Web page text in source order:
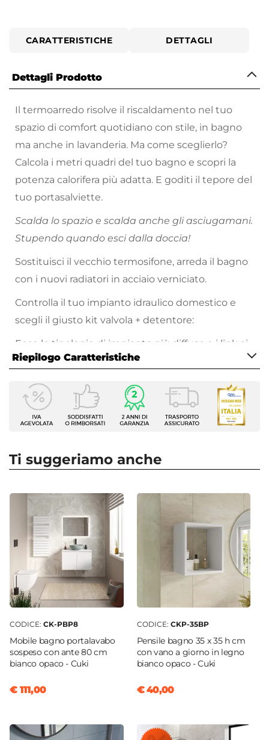
CARATTERISTICHE DETTAGLI
Dettagli Prodotto
Il termoarredo risolve il riscaldamento nel tuo
spazio di comfort quotidiano con stile, in bagno
ma anche in lavanderia. Ma come sceglierlo?
Calcola i metri quadri del tuo bagno e scopri la
potenza calorifera più adatta. E goditi il tepore del
tuo portasalviette.
Scalda lo spazio e scalda anche gli asciugamani.
Stupendo quando esci dalla doccia!
Sostituisci il vecchio termosifone, arreda il bagno
con i nuovi radiatori in acciaio verniciato.
Controlla il tuo impianto idraulico domestico e
scegli il giusto kit valvola + detentore:
Ecco le tipologie di impianto più diffuse e i link ai
relativimodelli compatibili:
Tubi in rame da 10 mm
Tubi in rame da 12 mm
Tubi in rame da 14 mm
Tubi in rame da 16 mm
Tubi in multistrato da 16x2,25 mm
Riepilogo Caratteristiche
Caratteristiche
Tipologia
Termoarredo idraulico
Larghezza
Altezza
180 cm
Interasse
55 cm
Installazione
Verticale
Forma
33 tubi
Forma Tubi
Dimensione Tubi
Materiale
Ti suggeriamo anche
CODICE: CK-PBP8
Mobile bagno portalavabo
sospeso con ante 80 cm
bianco opaco - Cuki
€ 111,00
CODICE: CKP-35BP
Pensile bagno 35 x 35 h cm
con vano a giorno in legno
bianco opaco - Cuki
€ 40,00